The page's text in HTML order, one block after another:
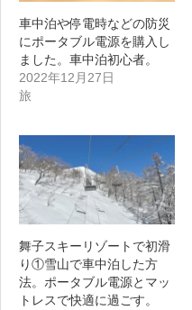
車中泊や停電時などの防災
にポータブル電源を購入し
ました。車中泊初心者。
2022年12月27日
旅
舞子スキーリゾートで初滑
り①雪山で車中泊した方
法。ポータブル電源とマッ
トレスで快適に過ごす。